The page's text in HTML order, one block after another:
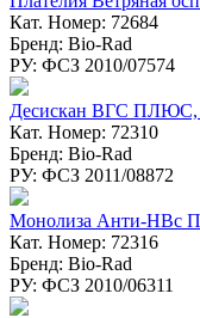
Кат. Номер: 72684
Бренд: Bio-Rad
РУ: ФСЗ 2010/07574
Десискан ВГC ПЛЮС,
Кат. Номер: 72310
Бренд: Bio-Rad
РУ: ФСЗ 2011/08872
Монолиза Анти-HBc
Кат. Номер: 72316
Бренд: Bio-Rad
РУ: ФСЗ 2010/06311